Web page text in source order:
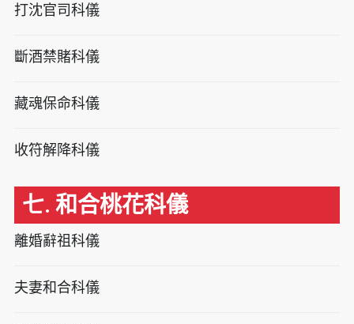
打沈官司科儀
斷酒禁賭科儀
藏魂保命科儀
收符解降科儀
七. 和合桃花科儀
離婚辭祖科儀
夫妻和合科儀